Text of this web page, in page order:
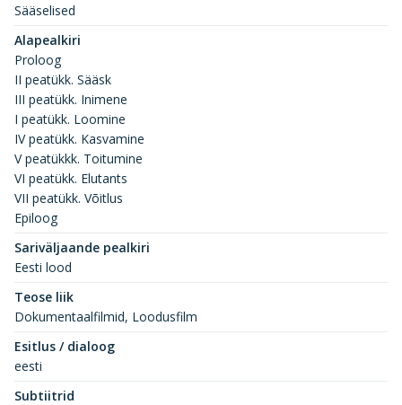
Sääselised
Alapealkiri
Proloog
II peatükk. Sääsk
III peatükk. Inimene
I peatükk. Loomine
IV peatükk. Kasvamine
V peatükkk. Toitumine
VI peatükk. Elutants
VII peatükk. Võitlus
Epiloog
Sariväljaande pealkiri
Eesti lood
Teose liik
Dokumentaalfilmid, Loodusfilm
Esitlus / dialoog
eesti
Subtiitrid